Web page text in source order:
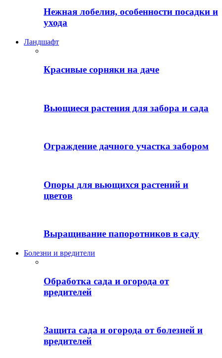
Нежная лобелия, особенности посадки и
ухода
Ландшафт
Красивые сорняки на даче
Вьющиеся растения для забора и сада
Ограждение дачного участка забором
Опоры для вьющихся растений и
цветов
Выращивание папоротников в саду
Болезни и вредители
Обработка сада и огорода от
вредителей
Защита сада и огорода от болезней и
вредителей